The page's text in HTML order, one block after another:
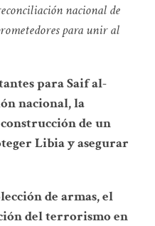
nacional de
para unir al
para Saif al-
nacional, la
de un
Libia y asegurar
de armas, el
del terrorismo en